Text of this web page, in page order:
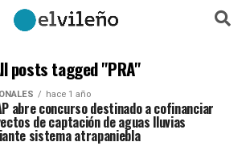
posts tagged "PRA"
hace 1 año
abre concurso destinado a cofinanciar
de captación de aguas lluvias
sistema atrapaniebla